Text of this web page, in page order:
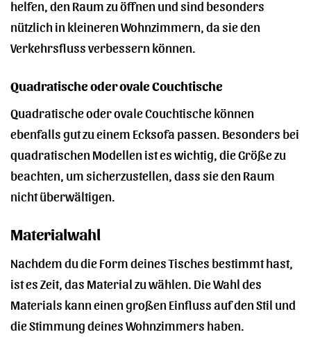
helfen, den Raum zu öffnen und sind besonders
nützlich in kleineren Wohnzimmern, da sie den
Verkehrsfluss verbessern können.
Quadratische oder ovale Couchtische
Quadratische oder ovale Couchtische können
ebenfalls gut zu einem Ecksofa passen. Besonders bei
quadratischen Modellen ist es wichtig, die Größe zu
beachten, um sicherzustellen, dass sie den Raum
nicht überwältigen.
Materialwahl
Nachdem du die Form deines Tisches bestimmt hast,
ist es Zeit, das Material zu wählen. Die Wahl des
Materials kann einen großen Einfluss auf den Stil und
die Stimmung deines Wohnzimmers haben.